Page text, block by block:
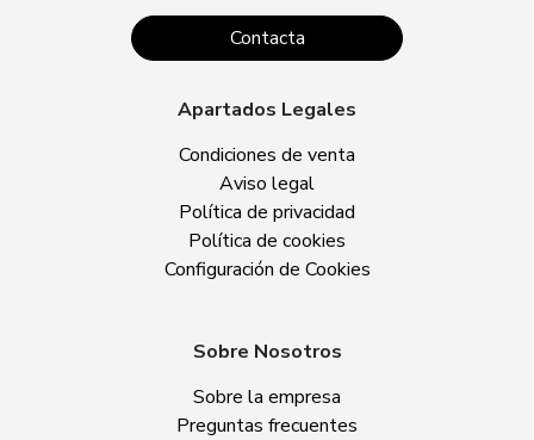
Contacta
Apartados Legales
Condiciones de venta
Aviso legal
Política de privacidad
Política de cookies
Configuración de Cookies
Sobre Nosotros
Sobre la empresa
Preguntas frecuentes